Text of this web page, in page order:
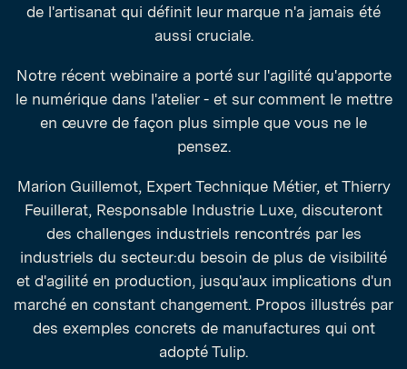
de l'artisanat qui définit leur marque n'a jamais été
aussi cruciale.
Notre récent webinaire a porté sur l'agilité qu'apporte
le numérique dans l'atelier - et sur comment le mettre
en œuvre de façon plus simple que vous ne le
pensez.
Marion Guillemot, Expert Technique Métier, et Thierry
Feuillerat, Responsable Industrie Luxe, discuteront
des challenges industriels rencontrés par les
industriels du secteur:du besoin de plus de visibilité
et d'agilité en production, jusqu'aux implications d'un
marché en constant changement. Propos illustrés par
des exemples concrets de manufactures qui ont
adopté Tulip.